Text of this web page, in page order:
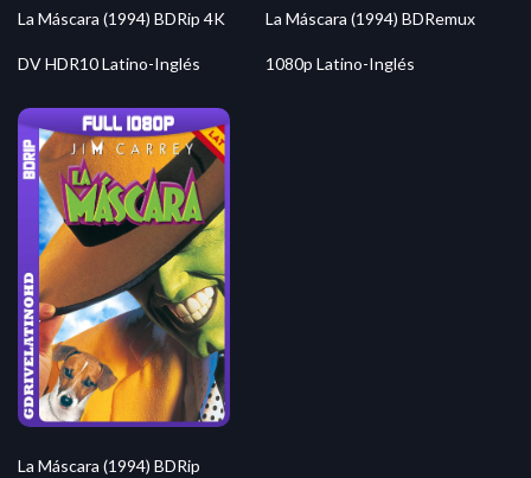
La Máscara (1994) BDRip 4K
DV HDR10 Latino-Inglés
La Máscara (1994) BDRemux
1080p Latino-Inglés
La Máscara (1994) BDRip